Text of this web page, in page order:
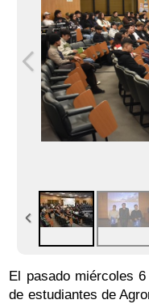
El pasado miércoles
de estudiantes de